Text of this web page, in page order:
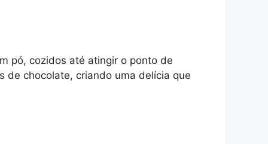
pó, cozidos até atingir o ponto de
de chocolate, criando uma delícia que